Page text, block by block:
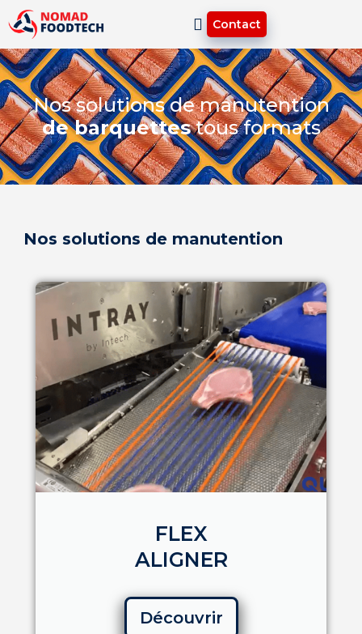
Contact
Nos solutions de manutention
de barquettestous formats
Nos solutions de manutention
FLEX
ALIGNER
Découvrir